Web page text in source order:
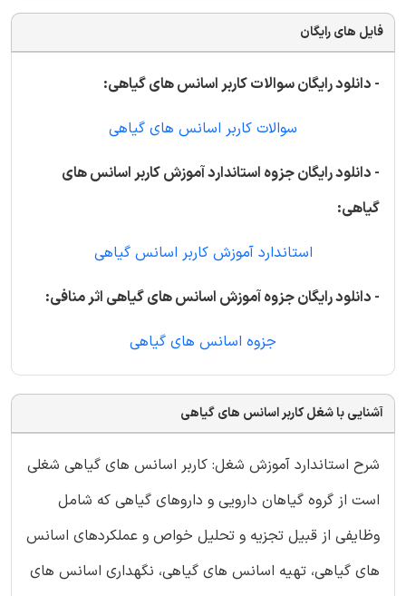
فایل های رایگان
- دانلود رایگان سوالات کاربر اسانس های گیاهی:
سوالات کاربر اسانس های گیاهی
- دانلود رایگان جزوه استاندارد آموزش کاربر اسانس های
گیاهی:
استاندارد آموزش کاربر اسانس گیاهی
- دانلود رایگان جزوه آموزش اسانس های گیاهی اثر منافی:
جزوه اسانس های گیاهی
آشنایی با شغل کاربر اسانس های گیاهی
شرح استاندارد آموزش شغل: کاربر اسانس های گیاهی شغلی
است از گروه گیاهان دارویی و داروهای گیاهی که شامل
وظایفی از قبیل تجزیه و تحلیل خواص و عملکردهای اسانس
های گیاهی، تهیه اسانس های گیاهی، نگهداری اسانس های